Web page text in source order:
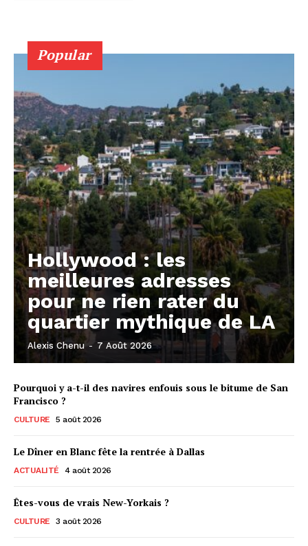
Popular
Hollywood : les
meilleures adresses
pour ne rien rater du
quartier mythique de LA
Alexis Chenu - 7 Août 2026
Pourquoi y a-t-il des navires enfouis sous le bitume de San
Francisco ?
CULTURE 5 août 2026
Le Dîner en Blanc fête la rentrée à Dallas
ACTUALITÉ 4 août 2026
Êtes-vous de vrais New-Yorkais ?
CULTURE 3 août 2026